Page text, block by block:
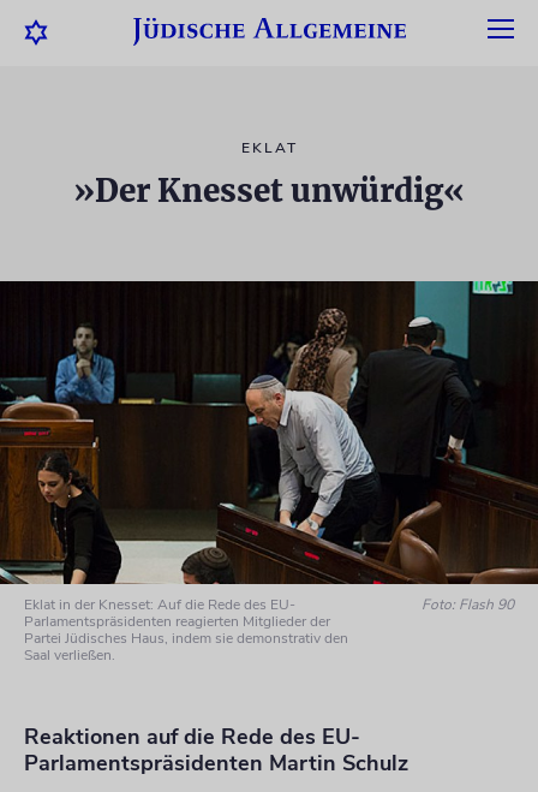
EKLAT
»Der Knesset unwürdig«
Eklat in der Knesset: Auf die Rede des EU-
Parlamentspräsidenten reagierten Mitglieder der
Partei Jüdisches Haus, indem sie demonstrativ den
Saal verließen.
Foto: Flash 90
Reaktionen auf die Rede des EU-
Parlamentspräsidenten Martin Schulz